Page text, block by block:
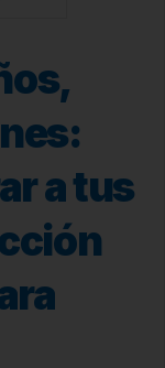
a tus